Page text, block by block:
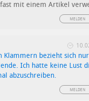
fast mit einem Artikel
MELDEN
Klammern bezieht sich
Ich hatte keine Lust
abzuschreiben.
MELDEN